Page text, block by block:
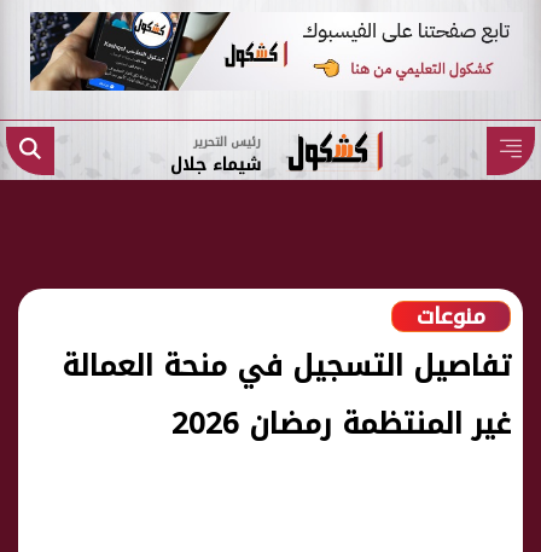
رئيس التحرير
شيماء جلال
منوعات
تفاصيل التسجيل في منحة العمالة
غير المنتظمة رمضان 2026